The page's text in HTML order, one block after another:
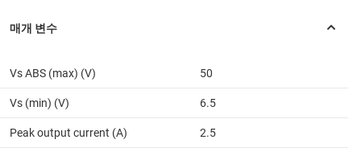
Vs ABS (max) (V) 50
Vs (min) (V) 6.5
Peak output current (A) 2.5